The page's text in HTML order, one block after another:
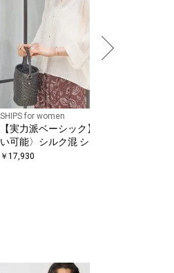
SHIPS for women
【実力派ベーシック】〈手洗
い可能〉シルク混 シアー 羽織
シャツ
￥ 17,930